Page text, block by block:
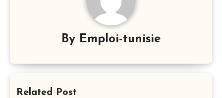
By Emploi-tunisie
Related Post